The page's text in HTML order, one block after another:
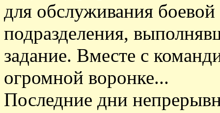
для обслуживания
подразделения,
задание. Вместе с
огромной воронке...
Последние дни